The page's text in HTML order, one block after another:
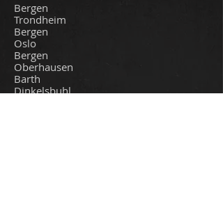
Bergen
Trondheim
Bergen
Oslo
Bergen
Oberhausen
Barth
Dinkelsbuhl